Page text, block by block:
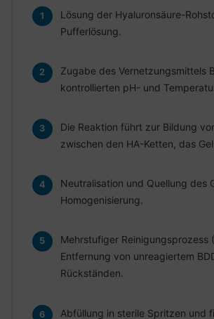
Lösung der Hyaluronsäure-
Pufferlösung.
Zugabe des Vernetzungsmittels
kontrollierten pH- und
Die Reaktion führt zur Bildung
zwischen den HA-Ketten, das
Neutralisation und Quellung des
Homogenisierung.
Mehrstufiger Reinigungsprozess
Entfernung von unreagiertem
Rückständen.
Abfüllung in sterile Spritzen und